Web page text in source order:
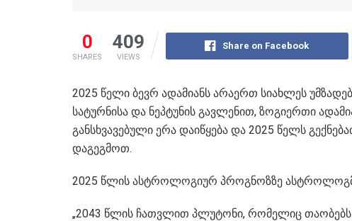
0
SHARES
409
VIEWS
Share on Facebook
​2025 წელი ბევრ ადამიანს არაერთ სიახლეს
სატურნისა და ნეპტუნის გავლენით, ზოგიერთი
განსხვავებული ერა დაიწყება და 2025 წელს
დაგეგმოთ.
2025 წლის ასტროლოგიურ პროგნოზზე ასტროლოგმა
„2043 წლის ჩათვლით პლუტონი, რომელიც თაობებს